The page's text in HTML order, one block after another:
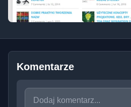
Komentarze